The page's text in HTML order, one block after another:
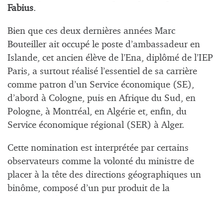
Fabius.
Bien que ces deux dernières années Marc
Bouteiller ait occupé le poste d’ambassadeur en
Islande, cet ancien élève de l’Ena, diplômé de l’IEP
Paris, a surtout réalisé l’essentiel de sa carrière
comme patron d’un Service économique (SE),
d’abord à Cologne, puis en Afrique du Sud, en
Pologne, à Montréal, en Algérie et, enfin, du
Service économique régional (SER) à Alger.
Cette nomination est interprétée par certains
observateurs comme la volonté du ministre de
placer à la tête des directions géographiques un
binôme, composé d’un pur produit de la